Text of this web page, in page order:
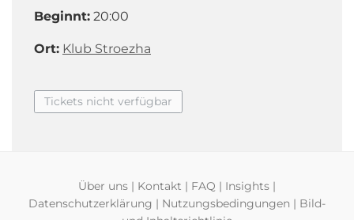
Beginnt: 20:00
Ort: Klub Stroezha
Tickets nicht verfügbar
Über uns | Kontakt | FAQ | Insights |
Datenschutzerklärung | Nutzungsbedingungen | Bild-